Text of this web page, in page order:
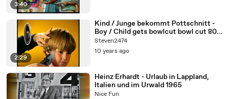
3:40
2:29
Kind / Junge bekommt Pottschnitt -
Boy / Child gets bowlcut bowl cut 80er
/ 90er
Steven2474
10 years ago
Heinz Erhardt - Urlaub in Lappland,
Italien und im Urwald 1965
Nice Fun